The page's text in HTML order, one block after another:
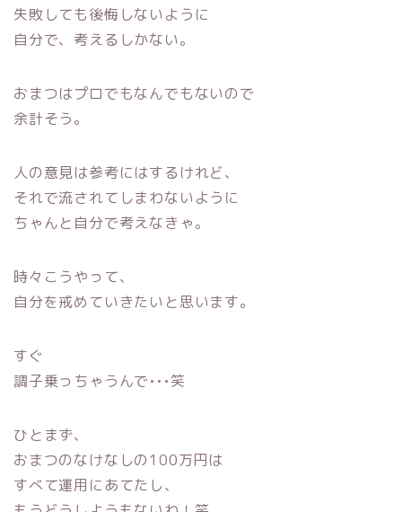
失敗しても後悔しないように
自分で、考えるしかない。
おまつはプロでもなんでもないので
余計そう。
人の意見は参考にはするけれど、
それで流されてしまわないように
ちゃんと自分で考えなきゃ。
時々こうやって、
自分を戒めていきたいと思います。
すぐ
調子乗っちゃうんで•••笑
ひとまず、
おまつのなけなしの100万円は
すべて運用にあてたし、